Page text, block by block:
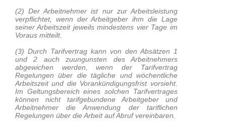
(2) Der Arbeitnehmer ist nur zur Arbeitsleistung
verpflichtet, wenn der Arbeitgeber ihm die Lage
seiner Arbeitszeit jeweils mindestens vier Tage im
Voraus mitteilt.
(3) Durch Tarifvertrag kann von den Absätzen 1
und 2 auch zuungunsten des Arbeitnehmers
abgewichen werden, wenn der Tarifvertrag
Regelungen über die tägliche und wöchentliche
Arbeitszeit und die Vorankündigungsfrist vorsieht.
Im Geltungsbereich eines solchen Tarifvertrages
können nicht tarifgebundene Arbeitgeber und
Arbeitnehmer die Anwendung der tariflichen
Regelungen über die Arbeit auf Abruf vereinbaren.